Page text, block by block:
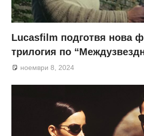
Lucasfilm подготвя нова
трилогия по
ноември 8, 2024